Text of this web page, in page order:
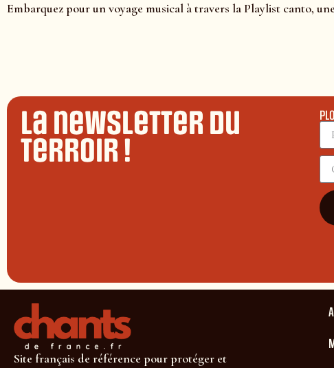
Embarquez pour un voyage musical à travers la Playlist canto,
La newsletter du
terroir !
Site français de référence pour protéger et